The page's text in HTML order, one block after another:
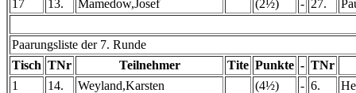
17
13. Mamedow,Josef (2½) - 27.
Paarungsliste der 7. Runde
Tisch TNr Teilnehmer Tite Punkte - TNr
1
14. Weyland,Karsten (4½) - 6.